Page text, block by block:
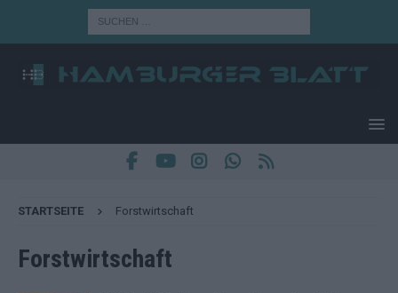
STARTSEITE Forstwirtschaft
Forstwirtschaft